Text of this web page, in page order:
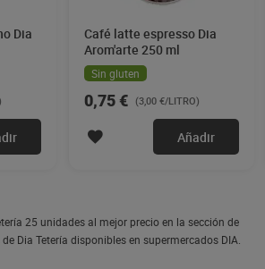
Dia
Café latte espresso Dia
Arom'arte 250 ml
Sin gluten
0,75 € (3,00 €/LITRO)
Añadir
25 unidades al mejor precio en la sección de
Dia Tetería disponibles en supermercados DIA.